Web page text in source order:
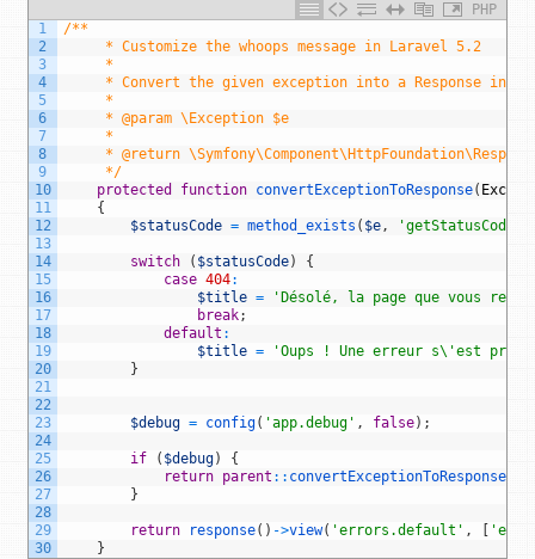
PHP
1
2
3
4
5
6
7
8
9
10
11
12
13
14
15
16
17
18
19
20
21
22
23
24
25
26
27
28
29
30
/**
* Customize the whoops message in Laravel 5.2
*
* Convert the given exception into a Response
*
* @param \Exception $e
*
* @return
*/
protected
function convertExceptionToResponse(
{
$statusCode = method_exists ( $e, 'getStatusCode'
switch ( $statusCode)
{
case 404:
$title =
'Désolé, la page que vous
break;
default :
$title =
'Oups ! Une erreur s\'est
}
$debug = config( 'app.debug' , false) ;
if ( $debug)
{
return parent :: convertExceptionToResponse(
}
return response( ) ->view( 'errors.default' ,
}